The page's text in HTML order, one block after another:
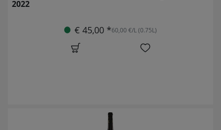
2022
€ 45,00 *60,00 €/L (0.75L)